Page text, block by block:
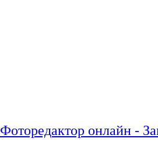
Фоторедактор онлайн -